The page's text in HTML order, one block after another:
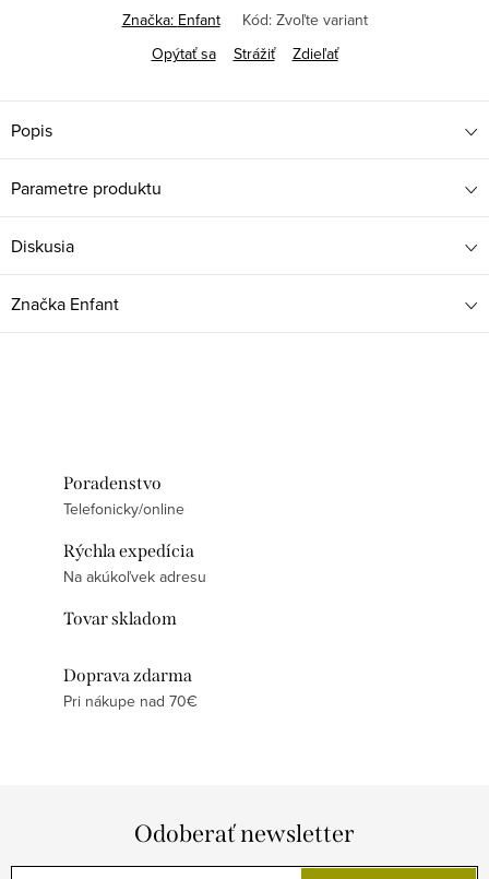
Značka: Enfant Kód: Zvoľte variant
Opýtať sa
Strážiť Zdieľať
Popis
Parametre produktu
Diskusia
Značka Enfant
Poradenstvo
Telefonicky/online
Rýchla expedícia
Na akúkoľvek adresu
Tovar skladom
Doprava zdarma
Pri nákupe nad 70€
Odoberať newsletter